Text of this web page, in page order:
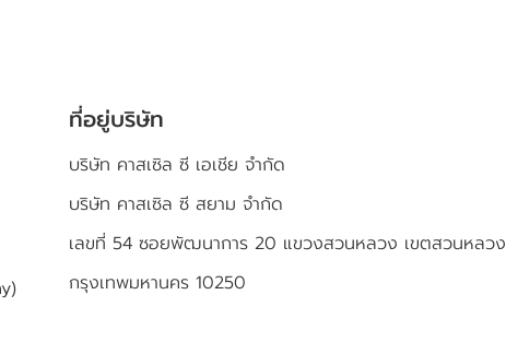
ที่อยู่บริษัท
บริษัท คาสเซิล ซี เอเชีย จำกัด
บริษัท คาสเซิล ซี สยาม จำกัด
เลขที่ 54 ซอยพัฒนาการ 20 แขวงสวนหลวง เขตสวนหลวง
กรุงเทพมหานคร 10250